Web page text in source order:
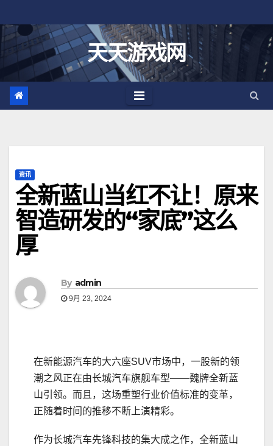
至
天天游戏网
资讯
全新蓝山当红不让！原来
智造研发的“家底”这么
厚
By admin
9月 23, 2024
在新能源汽车的大六座SUV市场中，一股新的领
潮之风正在由长城汽车旗舰车型——魏牌全新蓝
山引领。而且，这场重塑行业价值标准的变革，
正随着时间的推移不断上演精彩。
作为长城汽车先锋科技的集大成之作，全新蓝山